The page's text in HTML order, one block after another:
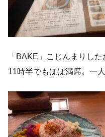
「BAKE」こじんまりし
11時半でもほぼ満席。一